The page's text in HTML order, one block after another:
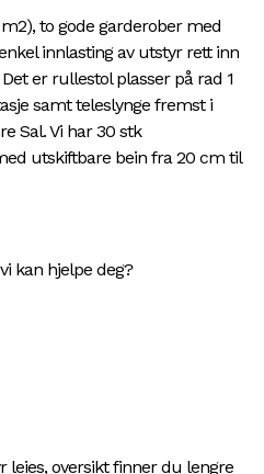
to gode garderober med
innlasting av utstyr rett inn
er rullestol plasser på rad 1
samt teleslynge fremst i
Sal. Vi har 30 stk
utskiftbare bein fra 20 cm til
kan hjelpe deg?
leies, oversikt finner du lengre